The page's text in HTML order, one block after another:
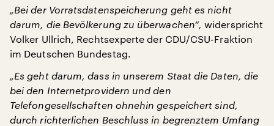
„Bei der Vorratsdatenspeicherung geht es nicht
darum, die Bevölkerung zu überwachen“,widerspricht
Volker Ullrich, Rechtsexperte der CDU/CSU-Fraktion
im Deutschen Bundestag.
„Es geht darum, dass in unserem Staat die Daten, die
bei den Internetprovidern und den
Telefongesellschaften ohnehin gespeichert sind,
durch richterlichen Beschluss in begrenztem Umfang